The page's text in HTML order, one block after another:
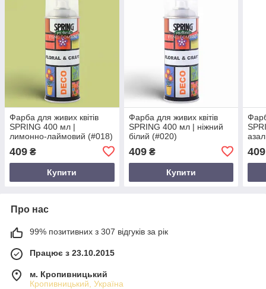
Фарба для живих квітів
SPRING 400 мл |
лимонно-лаймовий (#018)
409 ₴
Купити
Фарба для живих квітів
SPRING 400 мл | ніжний
білий (#020)
409₴
Купити
409
Про нас
99% позитивних з 307 відгуків за рік
Працює з 23.10.2015
м. Кропивницький
Кропивницький, Україна